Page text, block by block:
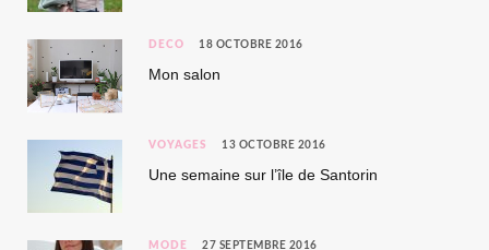
DÉCO 18 OCTOBRE 2016
Mon salon
VOYAGES 13 OCTOBRE 2016
Une semaine sur l’île de Santorin
MODE 27 SEPTEMBRE 2016